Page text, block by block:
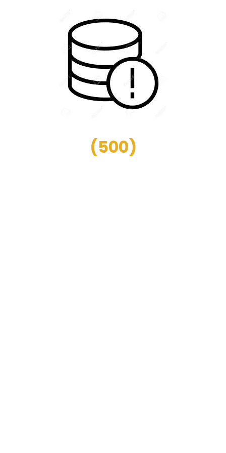
(500)